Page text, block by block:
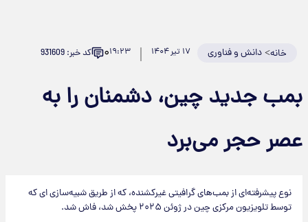
خانه>دانش و فناوری ۱۷ تیر ۱۴۰۴ ۱۹:۲۳۰ کد خبر: 931609
بمب جدید چین، دشمنان را به
عصر حجر می‌برد
نوع پیشرفته‌ای از بمب‌های گرافیتی غیرکشنده، که از طریق شبیه‌سازی ای که
توسط تلویزیون مرکزی چین در ژوئن ۲۰۲۵ پخش شد، فاش شد.